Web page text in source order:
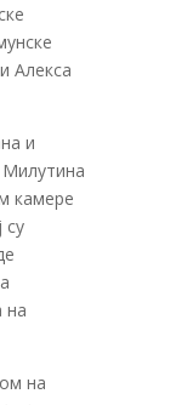
Алекса
и
камере
су
на
на